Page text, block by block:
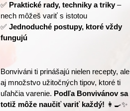
✅ Praktické rady, techniky a triky –
nech môžeš variť s istotou
✅ Jednoduché postupy, ktoré vždy
fungujú
Bonviváni ti prinášajú nielen recepty, ale
aj množstvo užitočných tipov, ktoré ti
uľahčia varenie. Podľa Bonvivánov sa
totiž môže naučiť variť každý! 👩‍🍳✨